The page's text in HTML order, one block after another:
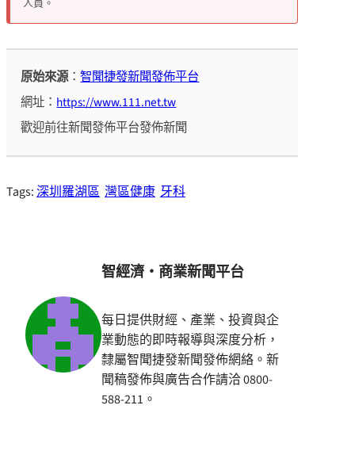
人員。
原始來源：智聞捷發新聞發佈平台
網址： https://www.111.net.tw
歡迎前往新聞發佈平台發佈新聞
Tags:深圳羅湖區 灣區健康 牙科
智經濟・商業新聞平台
每日提供財經、產業、投資與企
業動態的即時報導與深度分析，
隸屬智聞捷發新聞發佈網絡。新
聞稿發佈與廣告合作請洽 0800-
588-211。